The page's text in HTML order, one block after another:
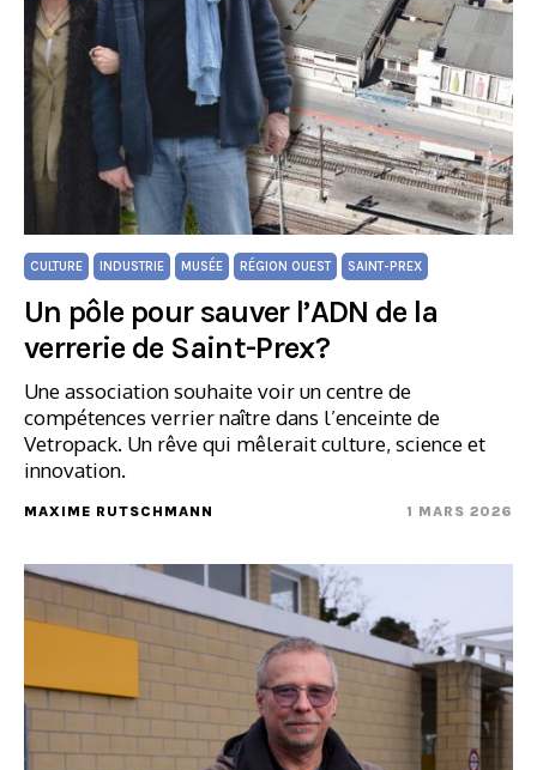
CULTURE INDUSTRIE MUSÉE RÉGION OUEST SAINT-PREX
Un pôle pour sauver l’ADN de la
verrerie de Saint-Prex?
Une association souhaite voir un centre de
compétences verrier naître dans l’enceinte de
Vetropack. Un rêve qui mêlerait culture, science et
innovation.
MAXIME RUTSCHMANN 1 MARS 2026